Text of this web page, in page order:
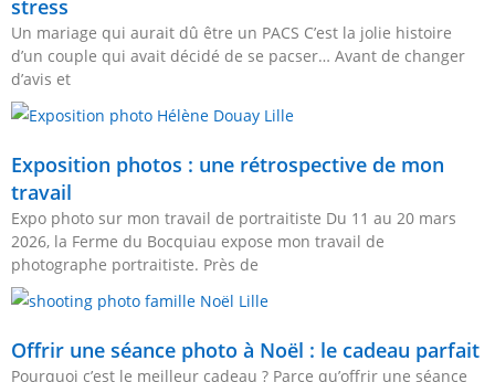
stress
Un mariage qui aurait dû être un PACS C’est la jolie histoire
d’un couple qui avait décidé de se pacser… Avant de changer
d’avis et
Exposition photos : une rétrospective de mon
travail
Expo photo sur mon travail de portraitiste Du 11 au 20 mars
2026, la Ferme du Bocquiau expose mon travail de
photographe portraitiste. Près de
Offrir une séance photo à Noël : le cadeau parfait
Pourquoi c’est le meilleur cadeau ? Parce qu’offrir une séance